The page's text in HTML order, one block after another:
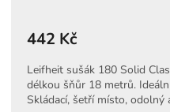
442 Kč
Leifheit sušák 180 Solid
délkou šňůr 18 metrů.
Skládací, šetří místo, odolný